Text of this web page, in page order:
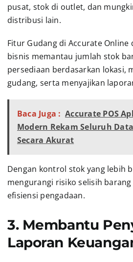
pusat, stok di outlet, dan
distribusi lain.
Fitur Gudang di Accurate
bisnis memantau jumlah stok
persediaan berdasarkan lokasi,
gudang, serta menyajikan
Baca Juga : Accurate POS
Modern Rekam Seluruh
Secara Akurat
Dengan kontrol stok yang lebih
mengurangi risiko selisih
efisiensi pengadaan.
3. Membantu
Laporan